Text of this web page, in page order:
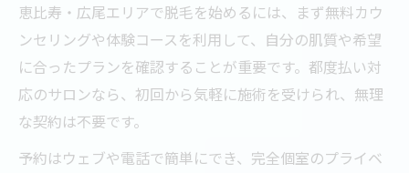
恵比寿・広尾エリアで脱毛を始めるには、まず無料カウ
ンセリングや体験コースを利用して、自分の肌質や希望
に合ったプランを確認することが重要です。都度払い対
応のサロンなら、初回から気軽に施術を受けられ、無理
な契約は不要です。
予約はウェブや電話で簡単にでき、完全個室のプライベ